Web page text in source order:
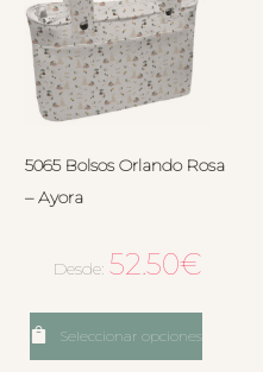
5065 Bolsos Orlando Rosa
– Ayora
Desde: 52.50€
Seleccionar opciones